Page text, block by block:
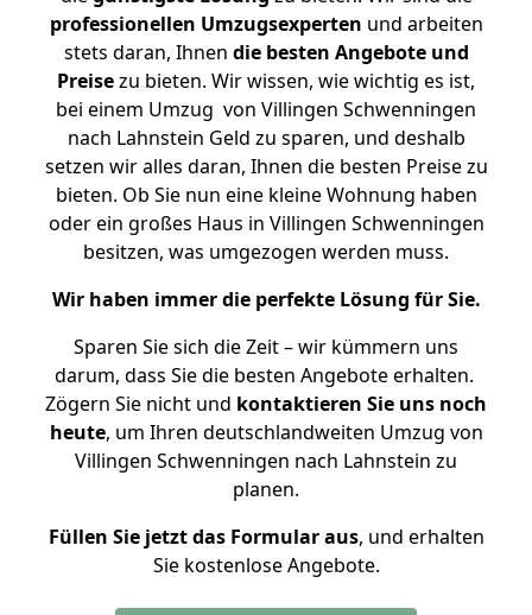
professionellen Umzugsexperten und arbeiten
stets daran, Ihnen die besten Angebote und
Preisezu bieten. Wir wissen, wie wichtig es ist,
bei einem Umzug von Villingen Schwenningen
nach Lahnstein Geld zu sparen, und deshalb
setzen wir alles daran, Ihnen die besten Preise zu
bieten. Ob Sie nun eine kleine Wohnung haben
oder ein großes Haus in Villingen Schwenningen
besitzen, was umgezogen werden muss.
Wir haben immer die perfekte Lösung für Sie.
Sparen Sie sich die Zeit – wir kümmern uns
darum, dass Sie die besten Angebote erhalten.
Zögern Sie nicht und kontaktieren Sie uns noch
heute, um Ihren deutschlandweiten Umzug von
Villingen Schwenningen nach Lahnstein zu
planen.
Füllen Sie jetzt das Formular aus, und erhalten
Sie kostenlose Angebote.